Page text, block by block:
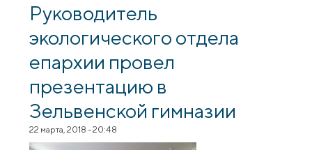
Руководитель
экологического отдела
епархии провел
презентацию в
Зельвенской гимназии
22 марта, 2018 - 20:48